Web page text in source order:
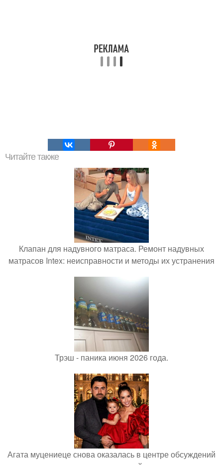
Читайте также
Клапан для надувного матраса. Ремонт надувных
матрасов Intex: неисправности и методы их устранения
Трэш - паника июня 2026 года.
Агата муцениеце снова оказалась в центре обсуждений